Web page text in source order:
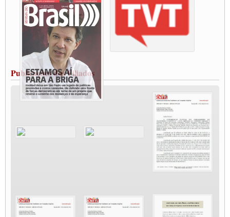
Paralisação dos Caminhoneiros na #BR285, entrocamento que liga o Mercosul ao
Rio Grande
Caminhoneiros bloqueiam duas faixas na Castello Branco e fazem protesto
Modal-Live #13 Aumento da Violência Contra Mulher e o Adoecimento da Classe
Trabalhadora em Tempos de Pandemia
MODAL-LIVE#12 POLÍTICAS PÚBLICAS DE TRANSPORTE PARA A
CLASSE TRABALHADORA E ELEIÇÕES NA PANDEMIA
MODAL-LIVE#11 POLÍTICAS PÚBLICAS DE TRANSPORTE
JUVENTUDE DO TRANSPORTE: POR QUE DEVEMOS NOS ORGANIZAR?
Fabio Primo testa positivo para Coronavírus, mas está bem de saúde
Modal-Live#9 Quais são os direitos dos trabalhador@s que contraem a Covid-19 na
Participe da Campanha Fora Bolsonaro
CNTTL e FECOOTAC apoiam Campanha de testes de COVID-19 para
MODAL-LIVE#8 - Lideranças sindicais da CNTTL, CGTB e dos caminhoneiros
O PAPEL DA ITF E FUTAC NAS LUTAS, EMPREGO, DIREITOS EM
ESCALA GLOBAL E DA DEFESA DA VIDA
Publicações dos Filiados